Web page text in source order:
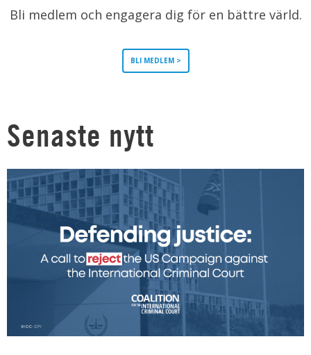
Bli medlem och engagera dig för en bättre värld.
BLI MEDLEM >
Senaste nytt